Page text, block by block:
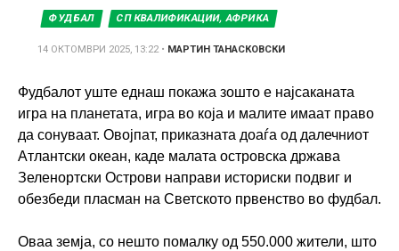
ФУДБАЛ СП КВАЛИФИКАЦИИ, АФРИКА
14 ОКТОМВРИ 2025, 13:22• МАРТИН ТАНАСКОВСКИ
Фудбалот уште еднаш покажа зошто е најсаканата
игра на планетата, игра во која и малите имаат право
да сонуваат. Овојпат, приказната доаѓа од далечниот
Атлантски океан, каде малата островска држава
Зеленортски Острови направи историски подвиг и
обезбеди пласман на Светското првенство во фудбал.
Оваа земја, со нешто помалку од 550.000 жители, што